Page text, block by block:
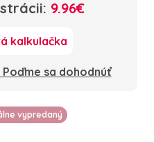
9.96€
kalkulačka
Poďme sa dohodnúť
vypredaný